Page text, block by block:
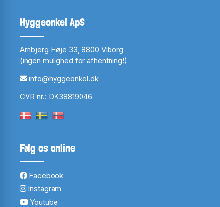
Hyggeonkel ApS
Arnbjerg Høje 33, 8800 Viborg
(ingen mulighed for afhentning!)
info@hyggeonkel.dk
CVR nr.: DK38819046
Følg os online
Facebook
Instagram
Youtube